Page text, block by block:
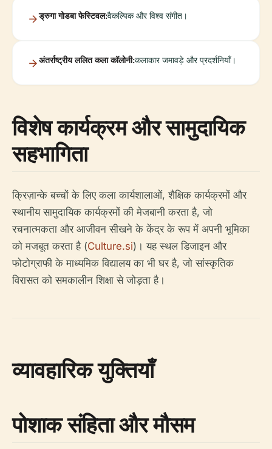
ड्रुगा गोडबा फेस्टिवल:वैकल्पिक और विश्व संगीत।
अंतर्राष्ट्रीय ललित कला कॉलोनी:कलाकार जमावड़े और प्रदर्शनियाँ।
विशेष कार्यक्रम और सामुदायिक
सहभागिता
क्रिज़ान्के बच्चों के लिए कला कार्यशालाओं, शैक्षिक कार्यक्रमों और
स्थानीय सामुदायिक कार्यक्रमों की मेजबानी करता है, जो
रचनात्मकता और आजीवन सीखने के केंद्र के रूप में अपनी भूमिका
को मजबूत करता है (Culture.si)। यह स्थल डिजाइन और
फोटोग्राफी के माध्यमिक विद्यालय का भी घर है, जो सांस्कृतिक
विरासत को समकालीन शिक्षा से जोड़ता है।
व्यावहारिक युक्तियाँ
पोशाक संहिता और मौसम